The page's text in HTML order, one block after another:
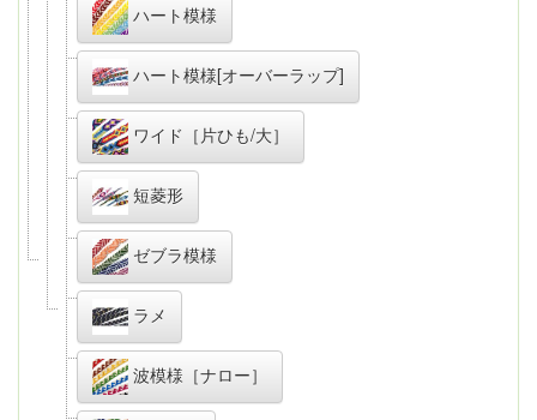
ハート模様
ハート模様[オーバーラップ]
ワイド［片ひも/大］
短菱形
ゼブラ模様
ラメ
波模様［ナロー］